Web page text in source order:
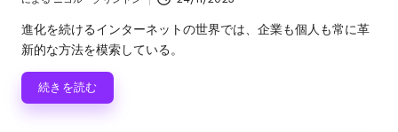
投
稿
者
進化を続けるインターネットの世界では、企業も個人も常に革
新的な方法を模索している。
続きを読む